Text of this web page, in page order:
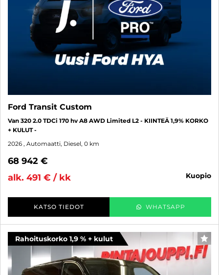
Ford Transit Custom
Van 320 2.0 TDCi 170 hv A8 AWD Limited L2 - KIINTEÄ 1,9% KORKO
+ KULUT -
2026 , Automaatti, Diesel, 0 km
68 942 €
alk. 491 € / kk
kuopio
KATSO TIEDOT WHATSAPP
Rahoituskorko 1,9 % + kulut